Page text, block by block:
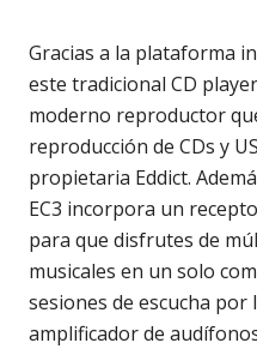
Gracias a la plataforma
este tradicional CD
moderno reproductor
reproducción de CDs y
propietaria Eddict.
EC3 incorpora un
para que disfrutes de
musicales en un solo
sesiones de escucha
amplificador de